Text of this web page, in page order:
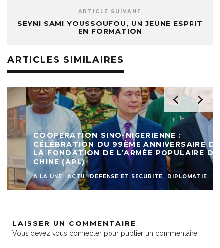
ARTICLE SUIVANT
SEYNI SAMI YOUSSOUFOU, UN JEUNE ESPRIT
EN FORMATION
ARTICLES SIMILAIRES
COOPERATION SINO-NIGERIENNE :
CÉLÉBRATION DU 99ÈME ANNIVERSAIRE DE
LA FONDATION DE L’ARMÉE POPULAIRE DE
CHINE (APL)
A LA UNE ACTU DÉFENSE ET SÉCURITÉ DIPLOMATIE
LAISSER UN COMMENTAIRE
Vous devez vous connecter pour publier un commentaire.